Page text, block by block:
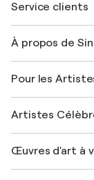
Service clients
Expédition
Offrir une carte
Rejoignez
Mon compte
+33 1 76 44 06
À propos de
FAQ
Magazine
Emplois
Découvrez une
Pour les
Se connecter
Artistes
Marc Chagall
Œuvres d'art à